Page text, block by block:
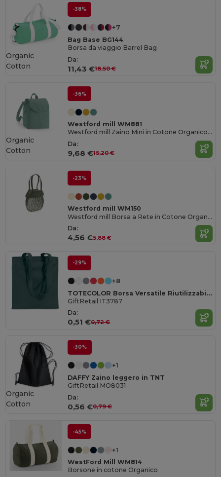
-38%
+7
Bag Base BG144
Borsa da viaggio Barrel Bag
Da:
11,43 €18,50 €
Organic
Cotton
-36%
Westford mill WM881
Westford mill Zaino Mini in Cotone Organico EarthAware®
Da:
9,68 €15,20 €
Organic
Cotton
-23%
Westford mill WM150
Westford mill Borsa a Rete in Cotone Organico per Shopping e Uscite
Da:
4,56 €5,88 €
-29%
+8
TOTECOLOR Borsa Versatile Riutilizzabile per la Spesa e da Spiaggia
GiftRetail IT3787
Da:
0,51 €0,72 €
-30%
+1
DAFFY Zaino leggero in TNT
GiftRetail MO8031
Da:
0,56 €0,79 €
Organic
Cotton
-45%
+1
WestFord Mill WM814
Borsone in cotone Organico